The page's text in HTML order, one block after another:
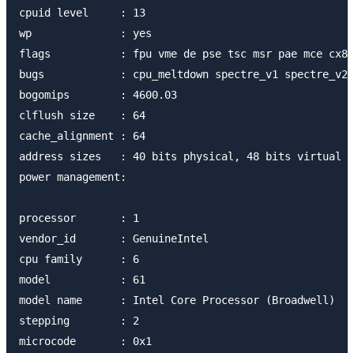
cpuid level	: 13
wp		: yes
flags		: fpu vme de pse tsc msr pae mce cx8 apic sep mtrr pge mca cmov pat pse36 clflush mmx fxsr sse sse2 syscall nx rdtscp lm constant_tsc rep_good nopl eagerfpu pni pclmulqdq ssse3 fma cx16 pcid sse4_1 sse4_2 x2apic movbe popcnt tsc_deadline_timer aes xsave avx f16c rdrand hypervisor lahf_lm abm 3dnowprefetch invpcid_single retpoline kaiser fsgsbase bmi1 hle avx2 smep bmi2 erms invpcid rtm rdseed adx smap xsaveopt arat
bugs		: cpu_meltdown spectre_v1 spectre_v2
bogomips	: 4600.03
clflush size	: 64
cache_alignment	: 64
address sizes	: 40 bits physical, 48 bits virtual
power management:
processor	: 1
vendor_id	: GenuineIntel
cpu family	: 6
model		: 61
model name	: Intel Core Processor (Broadwell)
stepping	: 2
microcode	: 0x1